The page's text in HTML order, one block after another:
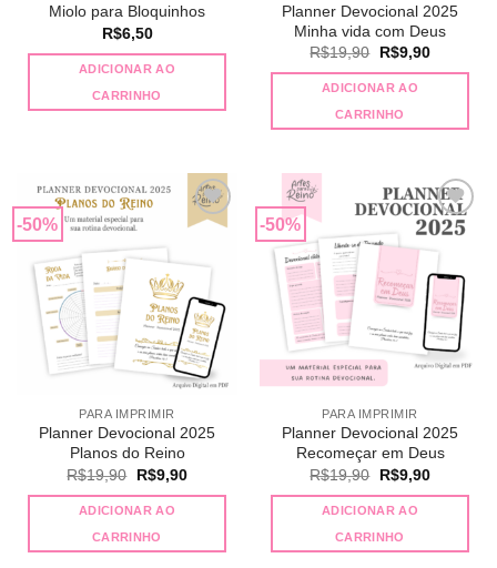
Miolo para Bloquinhos
R$6,50
ADICIONAR AO
CARRINHO
Planner Devocional 2025
Minha vida com Deus
R$19,90 O
original
era:
R$19,90.
R$9,90O
ADICIONAR AO
CARRINHO
-50%
Adicionar
desejos
PARA IMPRIMIR
Planner Devocional 2025
Planos do Reino
R$19,90 O
original
era:
R$19,90.
R$9,90O
ADICIONAR AO
CARRINHO
-50%
Adicionar
a lista de
desejos
PARA IMPRIMIR
Planner Devocional 2025
Recomeçar em Deus
R$19,90 O
original
era:
R$19,90.
R$9,90O
ADICIONAR AO
CARRINHO